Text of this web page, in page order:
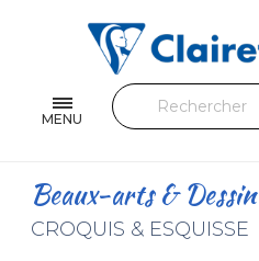
MENU
Feuilles & Copies
Beaux-arts & Dessin
Loisirs créatifs
Beaux-arts & Dessin
CROQUIS & ESQUISSE